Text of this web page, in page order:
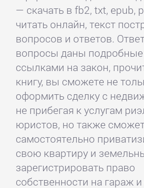
— скачать в fb2, txt, epub,
читать онлайн, текст
вопросов и ответов.
вопросы даны
ссылками на закон,
книгу, вы сможете не
оформить сделку с
не прибегая к услугам
юристов, но также
самостоятельно
свою квартиру и
зарегистрировать право
собственности на гараж